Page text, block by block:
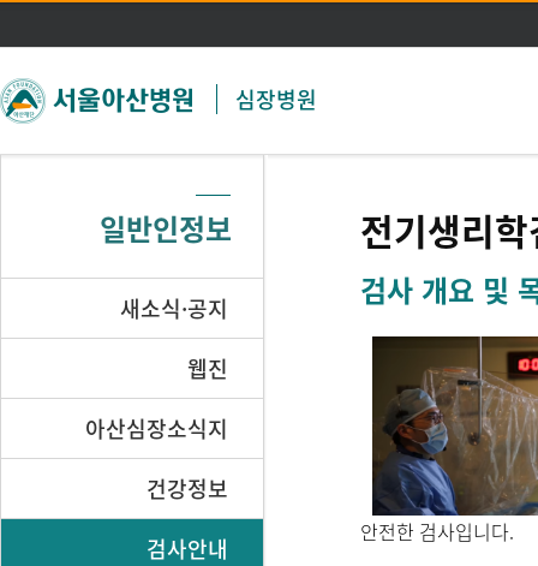
주메뉴 바로가기
본문 바로가기
심장병원
일반인정보
새소식·공지
웹진
아산심장소식지
건강정보
검사안내
전기생리
검사 개요 및
안전한 검사입니다.